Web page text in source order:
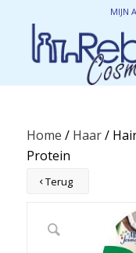
MIJN
Home / Haar/
Protein
Terug